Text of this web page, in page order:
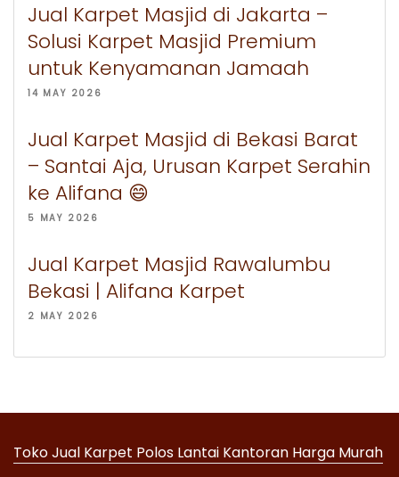
Jual Karpet Masjid di Jakarta –
Solusi Karpet Masjid Premium
untuk Kenyamanan Jamaah
14 MAY 2026
Jual Karpet Masjid di Bekasi Barat
– Santai Aja, Urusan Karpet Serahin
ke Alifana 😄
5 MAY 2026
Jual Karpet Masjid Rawalumbu
Bekasi | Alifana Karpet
2 MAY 2026
Toko Jual Karpet Polos Lantai Kantoran Harga Murah